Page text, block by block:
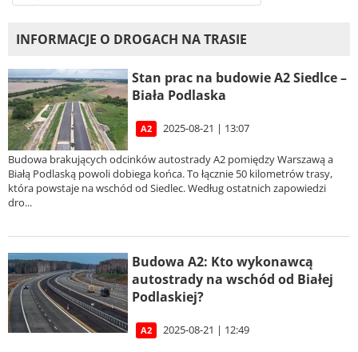
INFORMACJE O DROGACH NA TRASIE
Stan prac na budowie A2 Siedlce –
Biała Podlaska
A2 2025-08-21 | 13:07
Budowa brakujących odcinków autostrady A2 pomiędzy Warszawą a
Białą Podlaską powoli dobiega końca. To łącznie 50 kilometrów trasy,
która powstaje na wschód od Siedlec. Według ostatnich zapowiedzi
dro...
Budowa A2: Kto wykonawcą
autostrady na wschód od Białej
Podlaskiej?
A2 2025-08-21 | 12:49